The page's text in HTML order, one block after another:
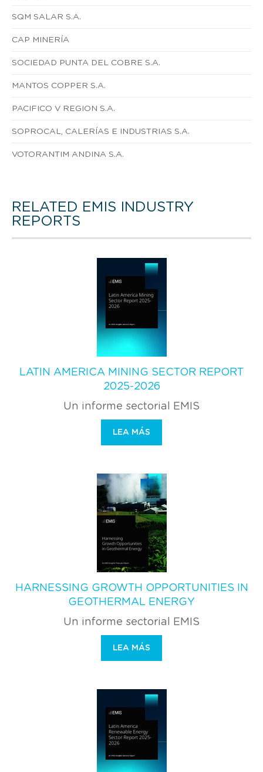
SQM SALAR S.A.
CAP MINERÍA
SOCIEDAD PUNTA DEL COBRE S.A.
MANTOS COPPER S.A.
PACIFICO V REGION S.A.
SOPROCAL, CALERÍAS E INDUSTRIAS S.A.
VOTORANTIM ANDINA S.A.
RELATED EMIS INDUSTRY
REPORTS
LATIN AMERICA MINING SECTOR REPORT
2025-2026
Un informe sectorial EMIS
LEA MÁS
HARNESSING GROWTH OPPORTUNITIES IN
GEOTHERMAL ENERGY
Un informe sectorial EMIS
LEA MÁS